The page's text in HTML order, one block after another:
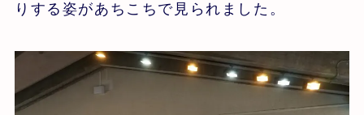
りする姿があちこちで見られました。